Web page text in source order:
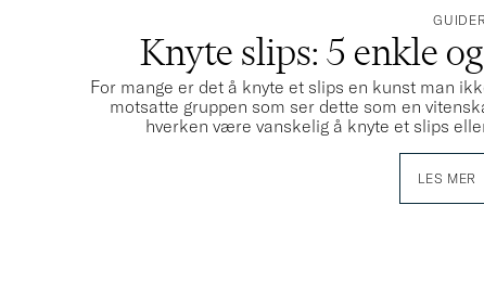
GUIDER
Knyte slips: 5 enkle
For mange er det å knyte et slips en kunst man
motsatte gruppen som ser dette som en
hverken være vanskelig å knyte et slips
LES MER